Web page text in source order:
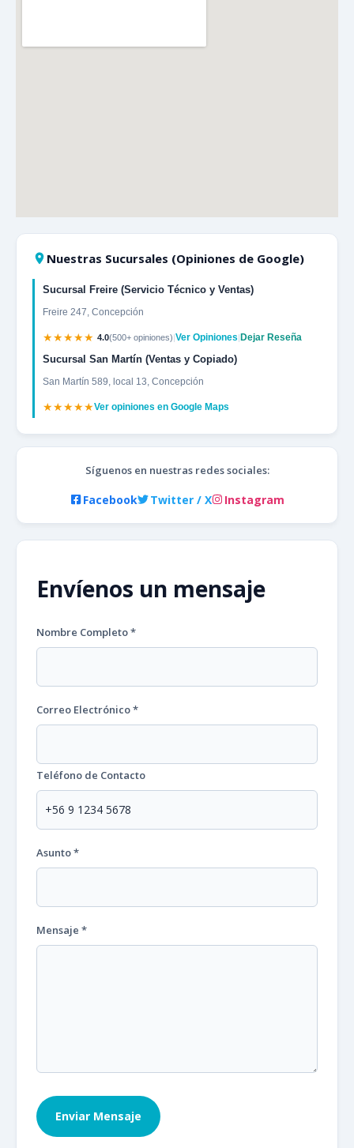
Nuestras Sucursales (Opiniones de Google)
Sucursal Freire (Servicio Técnico y Ventas)
Freire 247, Concepción
★★★★★ 4.0(500+ opiniones)|Ver Opiniones|Dejar Reseña
Sucursal San Martín (Ventas y Copiado)
San Martín 589, local 13, Concepción
★★★★★Ver opiniones en Google Maps
Síguenos en nuestras redes sociales:
Facebook Twitter / X Instagram
Envíenos un mensaje
Nombre Completo *
Correo Electrónico *
Teléfono de Contacto
Asunto *
Mensaje *
Enviar Mensaje